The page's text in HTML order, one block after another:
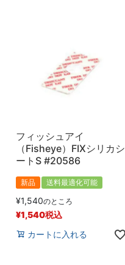
フィッシュアイ
（Fisheye）FIXシリカシ
ートS #20586
新品 送料最適化可能
¥1,540のところ
¥1,540税込
カートに入れる